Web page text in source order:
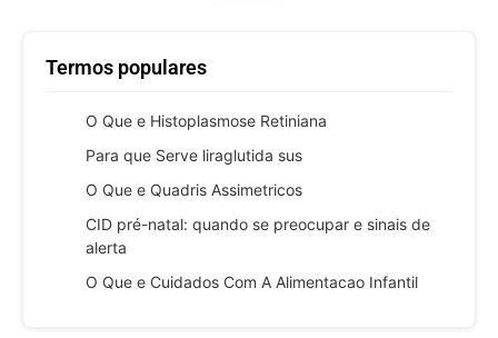
Termos populares
O Que e Histoplasmose Retiniana
Para que Serve liraglutida sus
O Que e Quadris Assimetricos
CID pré-natal: quando se preocupar e sinais de
alerta
O Que e Cuidados Com A Alimentacao Infantil